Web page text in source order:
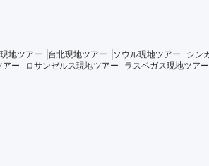
地ツアー 台北現地ツアー ソウル現地ツアー
シン
アー ロサンゼルス現地ツアー ラスベガス現地ツアー